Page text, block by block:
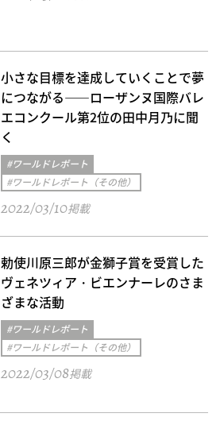
小さな目標を達成していくことで夢
につながる――ローザンヌ国際バレ
エコンクール第2位の田中月乃に聞
く
#ワールドレポート
#ワールドレポート（その他）
2022/03/10掲載
勅使川原三郎が金獅子賞を受賞した
ヴェネツィア・ビエンナーレのさま
ざまな活動
#ワールドレポート
#ワールドレポート（その他）
2022/03/08掲載